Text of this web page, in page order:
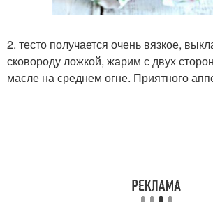
2. тесто получается очень вязкое,
сковороду ложкой, жарим с двух
масле на среднем огне. Приятного